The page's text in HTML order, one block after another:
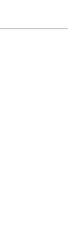
入。柔らかくて涼し